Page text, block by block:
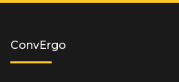
ConvErgo